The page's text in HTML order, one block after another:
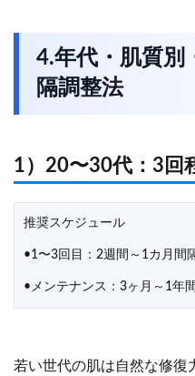
4.年代・肌質別
隔調整法
1）20〜30代：3回
推奨スケジュール
•1〜3回目：2週間～1カ月間
•メンテナンス：3ヶ月～1年
若い世代の肌は自然な修復